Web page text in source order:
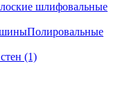
шлифовальные
Полировальные
(1)